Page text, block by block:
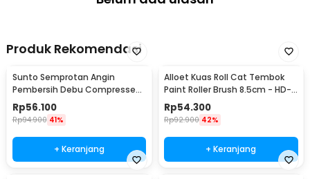
Produk Rekomendasi
Sunto Semprotan Angin
Pembersih Debu Compressed
Air Duster 400ml - ST1003
Rp56.100
Rp94.900 41%
+ Keranjang
Alloet Kuas Roll Cat Tembok
Paint Roller Brush 8.5cm - HD-
TVYQS
Rp54.300
Rp92.900 42%
+ Keranjang